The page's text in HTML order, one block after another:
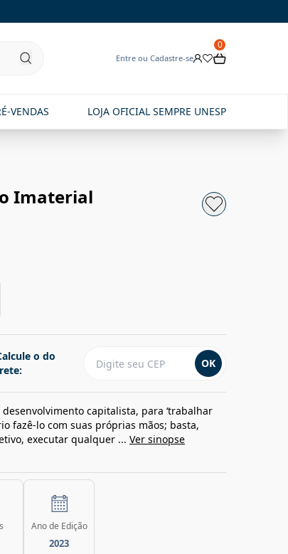
Entre ou Cadastre-se
0
VENDAS LOJA OFICIAL SEMPRE UNESP
Imaterial
o do
OK
capitalista, para ‘trabalhar
fazê-lo com suas próprias mãos; basta,
executar qualquer ... Ver sinopse
Ano de Edição
2023